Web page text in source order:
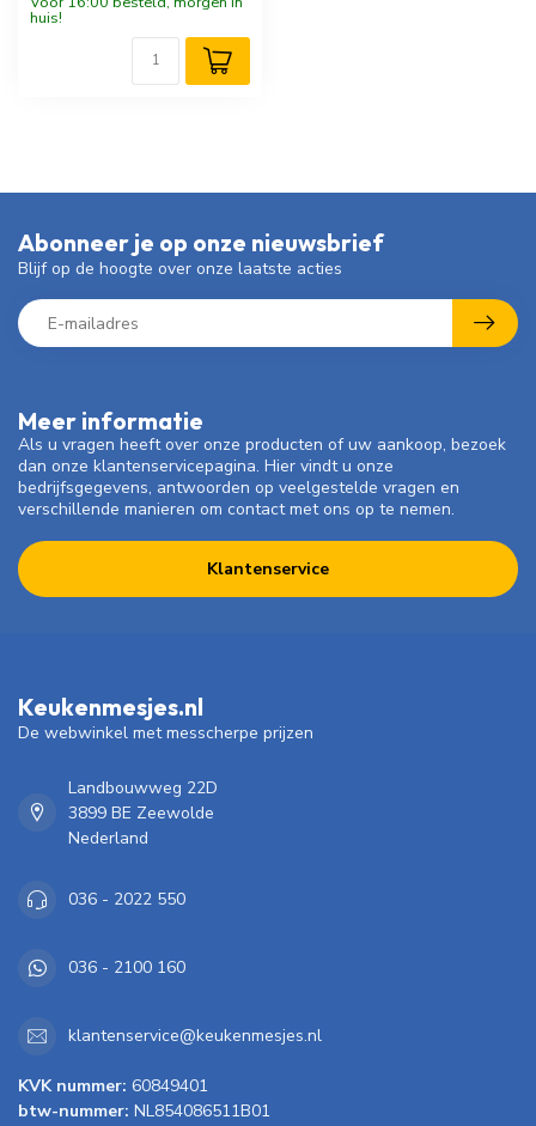
huis!
Meer informatie
Als u vragen heeft over onze producten of uw aankoop, bezoek
dan onze klantenservicepagina. Hier vindt u onze
bedrijfsgegevens, antwoorden op veelgestelde vragen en
verschillende manieren om contact met ons op te nemen.
Klantenservice
Abonneer je op onze nieuwsbrief
Blijf op de hoogte over onze laatste acties
Keukenmesjes.nl
De webwinkel met messcherpe prijzen
Landbouwweg 22D
3899 BE Zeewolde
Nederland
036 - 2022 550
036 - 2100 160
klantenservice@keukenmesjes.nl
KVK nummer: 60849401
btw-nummer: NL854086511B01